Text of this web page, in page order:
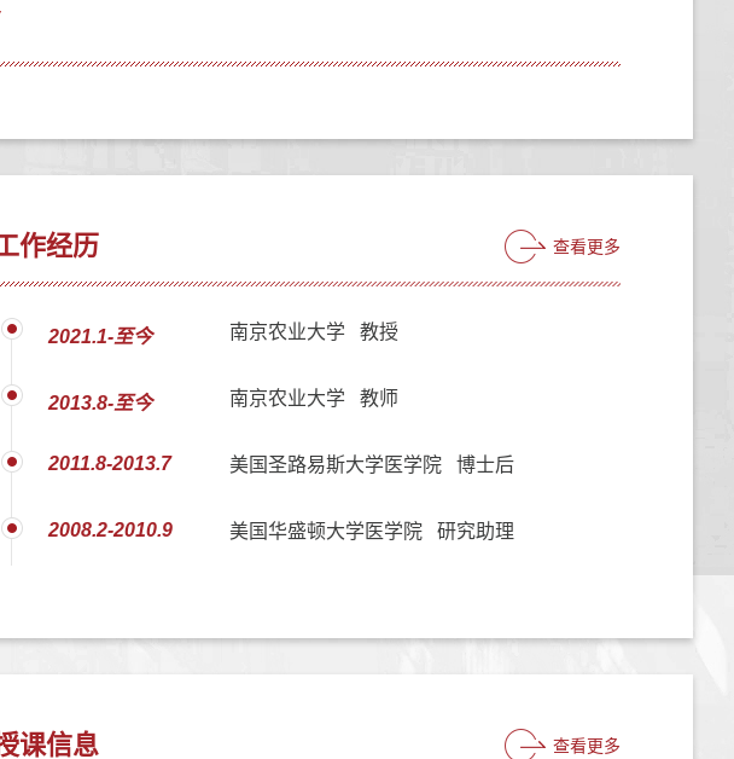
作经历 查看更多
2021.1-至今 南京农业大学 教授
2013.8-至今 南京农业大学 教师
2011.8-2013.7 美国圣路易斯大学医学院 博士后
2008.2-2010.9 美国华盛顿大学医学院 研究助理
课信息 查看更多